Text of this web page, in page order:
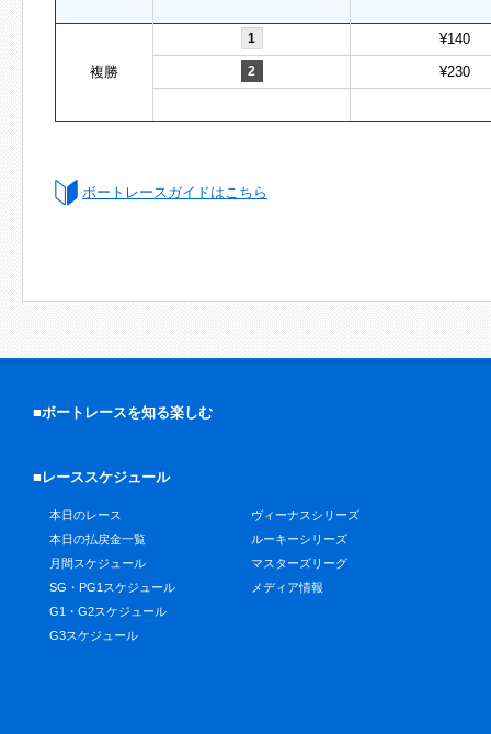
複勝
1 ¥140
2 ¥230
ボートレースガイドはこちら
■ボートレースを知る楽しむ
■レーススケジュール
本日のレース
本日の払戻金一覧
月間スケジュール
SG・PG1スケジュール
G1・G2スケジュール
G3スケジュール
ヴィーナスシリーズ
ルーキーシリーズ
マスターズリーグ
メディア情報